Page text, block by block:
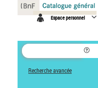
Espace personnel
Recherche avancée
Panneau de gestion des cookies